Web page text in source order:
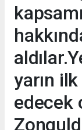
yarın
edecek